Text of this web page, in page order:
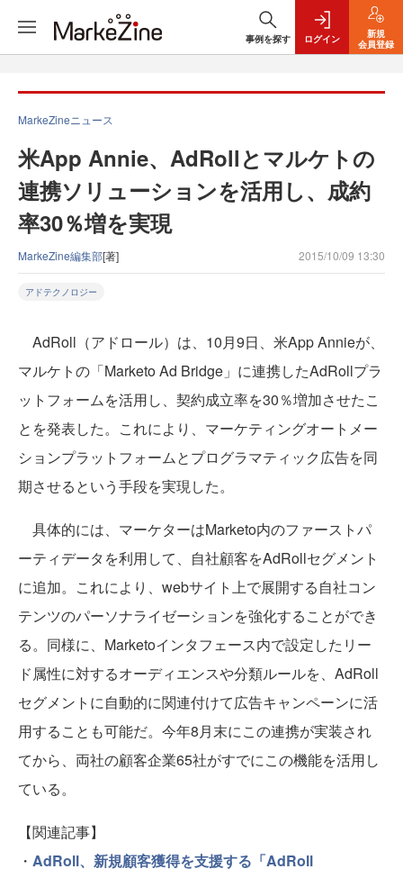
事例を探す ログイン
新規
会員登録
MarkeZineニュース
米App Annie、AdRollとマルケトの
連携ソリューションを活用し、成約
率30％増を実現
MarkeZine編集部[著] 2015/10/09 13:30
アドテクノロジー
AdRoll（アドロール）は、10月9日、米App Annieが、
マルケトの「Marketo Ad Bridge」に連携したAdRollプラ
ットフォームを活用し、契約成立率を30％増加させたこ
とを発表した。これにより、マーケティングオートメー
ションプラットフォームとプログラマティック広告を同
期させるという手段を実現した。
具体的には、マーケターはMarketo内のファーストパ
ーティデータを利用して、自社顧客をAdRollセグメント
に追加。これにより、webサイト上で展開する自社コン
テンツのパーソナライゼーションを強化することができ
る。同様に、Marketoインタフェース内で設定したリー
ド属性に対するオーディエンスや分類ルールを、AdRoll
セグメントに自動的に関連付けて広告キャンペーンに活
用することも可能だ。今年8月末にこの連携が実装され
てから、両社の顧客企業65社がすでにこの機能を活用し
ている。
【関連記事】
・ AdRoll、新規顧客獲得を支援する「AdRoll